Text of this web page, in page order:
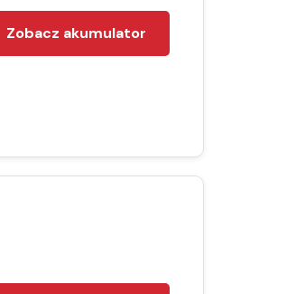
Zobacz akumulator